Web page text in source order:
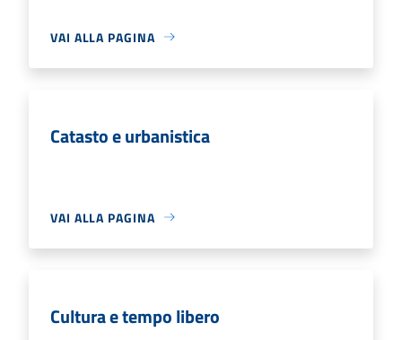
VAI ALLA PAGINA
Catasto e urbanistica
VAI ALLA PAGINA
Cultura e tempo libero